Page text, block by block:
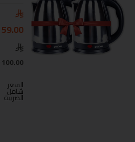
100.00
59.00
السعر
شامل
الضريبة